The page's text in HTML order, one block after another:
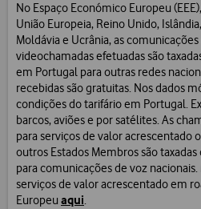
No Espaço Económico Europeu
União Europeia, Reino Unido,
Moldávia e Ucrânia, as comunicações
videochamadas efetuadas são
em Portugal para outras redes
recebidas são gratuitas. Nos dados
condições do tarifário em Portugal.
barcos, aviões e por satélites. As
para serviços de valor acrescentado
outros Estados Membros são
para comunicações de voz
serviços de valor acrescentado em
Europeu aqui.